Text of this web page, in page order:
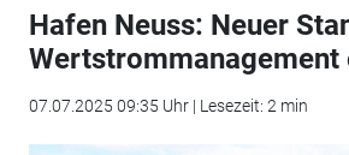
Hafen Neuss: Neuer
Wertstrommanagement
07.07.2025 09:35 Uhr | Lesezeit: 2 min